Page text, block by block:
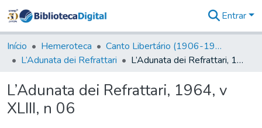
&
Coleções
Tudo na
Digital
Entrar
Início Hemeroteca
Canto Libertário (1906-1995)
L’Adunata dei Refrattari
L’Adunata dei Refrattari, 1964, v XLIII, n 06
L’Adunata dei Refrattari, 1964, v
XLIII, n 06